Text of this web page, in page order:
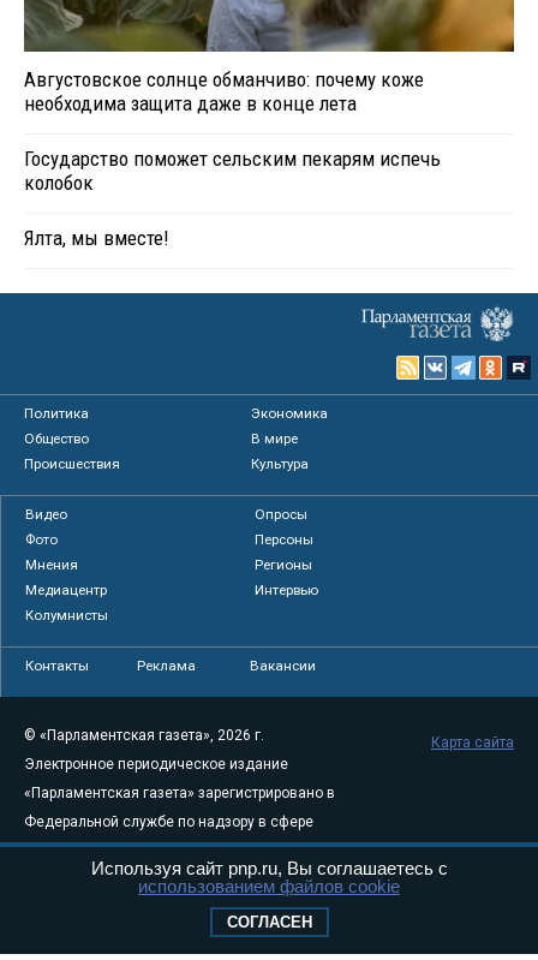
Августовское солнце обманчиво: почему коже
необходима защита даже в конце лета
Государство поможет сельским пекарям испечь
колобок
Ялта, мы вместе!
Политика
Экономика
Общество
В мире
Происшествия
Культура
Видео
Опросы
Фото
Персоны
Мнения
Регионы
Медиацентр
Интервью
Колумнисты
Контакты Реклама Вакансии
© «Парламентская газета», 2026 г.
Электронное периодическое издание
«Парламентская газета» зарегистрировано в
Федеральной службе по надзору в сфере
связи, информационных технологий и
массовых коммуникаций (Роскомнадзор) 05
Свидетельство о регистрации Эл № ФС77-
Карта сайта
Используя сайт pnp.ru, Вы соглашаетесь с
использованием файлов cookie
СОГЛАСЕН